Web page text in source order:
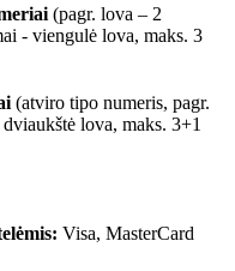
(pagr. lova – 2
- viengulė lova, maks. 3
(atviro tipo numeris, pagr.
lova, maks. 3+1
Visa, MasterCard